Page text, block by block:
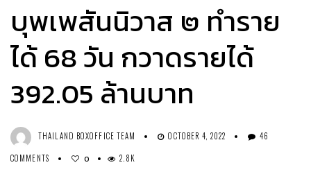
บุพเพสันนิวาส ๒ ทำราย
ได้ 68 วัน กวาดรายได้
392.05 ล้านบาท
THAILAND BOXOFFICE TEAM OCTOBER 4, 2022
46
COMMENTS
0 2.8K